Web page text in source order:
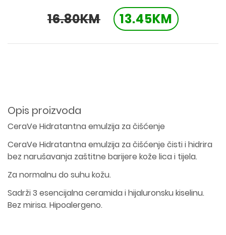
16.80KM 13.45KM
Opis proizvoda
CeraVe Hidratantna emulzija za čišćenje
CeraVe Hidratantna emulzija za čišćenje čisti i hidrira
bez narušavanja zaštitne barijere kože lica i tijela.
Za normalnu do suhu kožu.
Sadrži 3 esencijalna ceramida i hijaluronsku kiselinu.
Bez mirisa. Hipoalergeno.